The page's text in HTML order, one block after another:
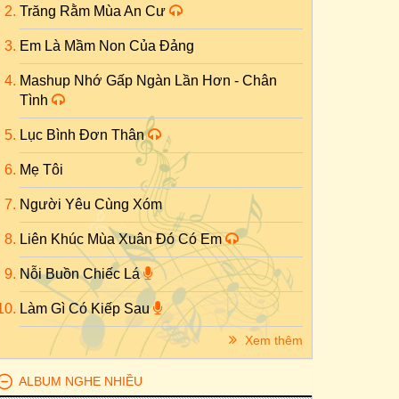
Trăng Rằm Mùa An Cư
Em Là Mầm Non Của Đảng
Mashup Nhớ Gấp Ngàn Lần Hơn - Chân
Tình
Lục Bình Đơn Thân
Mẹ Tôi
Người Yêu Cùng Xóm
Liên Khúc Mùa Xuân Đó Có Em
Nỗi Buồn Chiếc Lá
Làm Gì Có Kiếp Sau
Xem thêm
ALBUM NGHE NHIỀU